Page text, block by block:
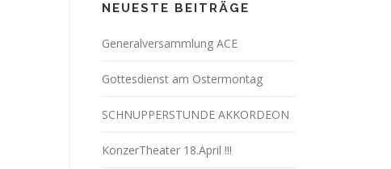
NEUESTE BEITRÄGE
Generalversammlung ACE
Gottesdienst am Ostermontag
SCHNUPPERSTUNDE AKKORDEON
KonzerTheater 18.April !!!